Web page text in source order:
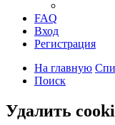
FAQ
Вход
Регистрация
На главную
Поиск
Удалить